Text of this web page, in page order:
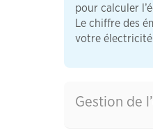
pour calculer
Le chiffre des
votre
Gestion de